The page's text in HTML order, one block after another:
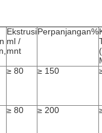
Ekstrusi
ml /
mnt
Perpanjangan%
≥ 80 ≥ 150
≥ 80 ≥ 200